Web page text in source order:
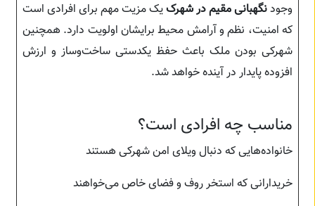
وجودنگهبانی مقیم در شهرکیک مزیت مهم برای افرادی است
که امنیت، نظم و آرامش محیط برایشان اولویت دارد. همچنین
شهرکی بودن ملک باعث حفظ یکدستی ساخت‌وساز و ارزش
افزوده پایدار در آینده خواهد شد.
مناسب چه افرادی است؟
خانواده‌هایی که دنبال ویلای امن شهرکی هستند
خریدارانی که استخر روف و فضای خاص می‌خواهند